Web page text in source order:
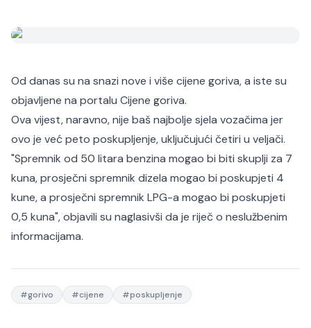
Od danas su na snazi nove i više cijene goriva, a iste su
objavljene na portalu Cijene goriva.
Ova vijest, naravno, nije baš najbolje sjela vozačima jer
ovo je već peto poskupljenje, uključujući četiri u veljači.
"Spremnik od 50 litara benzina mogao bi biti skuplji za 7
kuna, prosječni spremnik dizela mogao bi poskupjeti 4
kune, a prosječni spremnik LPG-a mogao bi poskupjeti
0,5 kuna", objavili su naglasivši da je riječ o neslužbenim
informacijama.
#gorivo #cijene #poskupljenje